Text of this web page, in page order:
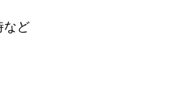
など